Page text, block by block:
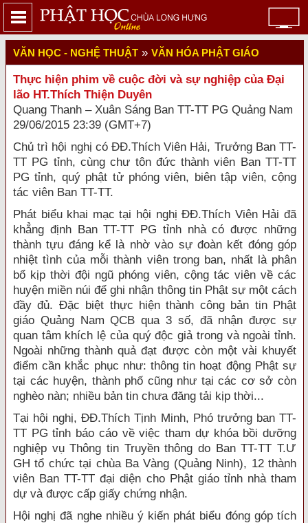
VĂN HỌC - NGHỆ THUẬT » VĂN HÓA PHẬT GIÁO
Thực hiện phim về cuộc đời và sự nghiệp của Đại
lão HT.Thích Thiện Duyên
Quang Thanh – Xuân Sáng Ban TT-TT PG Quảng Nam
29/06/2015 23:39 (GMT+7)
Chủ trì hội nghị có ĐĐ.Thích Viên Hải, Trưởng Ban TT-
TT PG tỉnh, cùng chư tôn đức thành viên Ban TT-TT
PG tỉnh, quý phật tử phóng viên, biên tập viên, cộng
tác viên Ban TT-TT.
Phát biểu khai mạc tại hội nghị ĐĐ.Thích Viên Hải đã
khẳng định Ban TT-TT PG tỉnh nhà có được những
thành tựu đáng kể là nhờ vào sự đoàn kết đóng góp
nhiệt tình của mỗi thành viên trong ban, nhất là phân
bổ kịp thời đội ngũ phóng viên, cộng tác viên về các
huyện miền núi để ghi nhận thông tin Phật sự một cách
đầy đủ. Đặc biệt thực hiện thành công bản tin Phật
giáo Quảng Nam QCB qua 3 số, đã nhận được sự
quan tâm khích lệ của quý độc giả trong và ngoài tỉnh.
Ngoài những thành quả đạt được còn một vài khuyết
điểm cần khắc phục như: thông tin hoạt động Phật sự
tại các huyện, thành phố cũng như tại các cơ sở còn
nghèo nàn; nhiều bản tin chưa đăng tải kịp thời...
Tại hội nghị, ĐĐ.Thích Tịnh Minh, Phó trưởng ban TT-
TT PG tỉnh báo cáo về việc tham dự khóa bồi dưỡng
nghiệp vụ Thông tin Truyền thông do Ban TT-TT T.Ư
GH tổ chức tại chùa Ba Vàng (Quảng Ninh), 12 thành
viên Ban TT-TT đại diện cho Phật giáo tỉnh nhà tham
dự và được cấp giấy chứng nhận.
Hội nghị đã nghe nhiều ý kiến phát biểu đóng góp tích